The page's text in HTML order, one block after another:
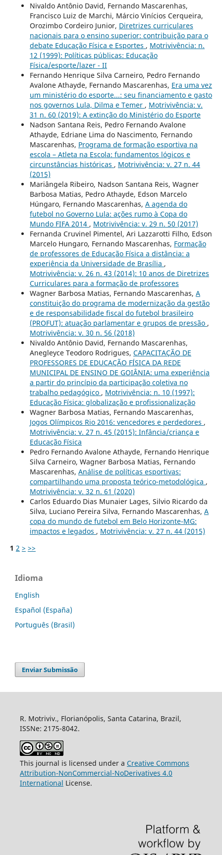
Nivaldo Antônio David, Fernando Mascarenhas,
Francisco Luiz de Marchi, Márcio Vinícios Cerqueira,
Orozimbo Cordeiro Junior, Diretrizes curriculares
nacionais para o ensino superior: contribuição para o
debate Educação Física e Esportes , Motrivivência: n.
12 (1999): Políticas públicas: Educação
Física/esporte/lazer - II
Fernando Henrique Silva Carneiro, Pedro Fernando
Avalone Athayde, Fernando Mascarenhas, Era uma vez
um ministério do esporte...: seu financiamento e gasto
nos governos Lula, Dilma e Temer , Motrivivência: v.
31 n. 60 (2019): A extinção do Ministério do Esporte
Nadson Santana Reis, Pedro Fernando Avalone
Athayde, Edriane Lima do Nascimento, Fernando
Mascarenhas, Programa de formação esportiva na
escola – Atleta na Escola: fundamentos lógicos e
circunstâncias históricas , Motrivivência: v. 27 n. 44
(2015)
Mariângela Ribeiro, Nadson Santana Reis, Wagner
Barbosa Matias, Pedro Athayde, Edson Marcelo
Húngaro, Fernando Mascarenhas, A agenda do
futebol no Governo Lula: ações rumo à Copa do
Mundo FIFA 2014 , Motrivivência: v. 29 n. 50 (2017)
Fernanda Cruvinel Pimentel, Ari Lazzarotti Filho, Edson
Marcelo Hungaro, Fernando Mascarenhas, Formação
de professores de Educação Física a distância: a
experiência da Universidade de Brasília ,
Motrivivência: v. 26 n. 43 (2014): 10 anos de Diretrizes
Curriculares para a formação de professores
Wagner Barbosa Matias, Fernando Mascarenhas, A
constituição do programa de modernização da gestão
e de responsabilidade fiscal do futebol brasileiro
(PROFUT): atuação parlamentar e grupos de pressão ,
Motrivivência: v. 30 n. 56 (2018)
Nivaldo Antônio David, Fernando Mascarenhas,
Anegleyce Teodoro Rodrigues, CAPACITAÇÃO DE
PROFESSORES DE EDUCAÇÃO FÍSICA DA REDE
MUNICIPAL DE ENSINO DE GOIÂNIA: uma experiência
a partir do princípio da participação coletiva no
trabalho pedagógico , Motrivivência: n. 10 (1997):
Educação Física: globalização e profissionalização
Wagner Barbosa Matias, Fernando Mascarenhas,
Jogos Olímpicos Rio 2016: vencedores e perdedores ,
Motrivivência: v. 27 n. 45 (2015): Infância/criança e
Educação Física
Pedro Fernando Avalone Athayde, Fernando Henrique
Silva Carneiro, Wagner Barbosa Matias, Fernando
Mascarenhas, Análise de políticas esportivas:
compartilhando uma proposta teórico-metodológica ,
Motrivivência: v. 32 n. 61 (2020)
Carlos Eduardo Dias Munaier Lages, Silvio Ricardo da
Silva, Luciano Pereira Silva, Fernando Mascarenhas, A
copa do mundo de futebol em Belo Horizonte-MG:
impactos e legados , Motrivivência: v. 27 n. 44 (2015)
1 2 > >>
Idioma
English
Español (España)
Português (Brasil)
Enviar Submissão
R. Motriviv., Florianópolis, Santa Catarina, Brazil,
ISSNe: 2175-8042.
This journal is licensed under a Creative Commons
Attribution-NonCommercial-NoDerivatives 4.0
International License.